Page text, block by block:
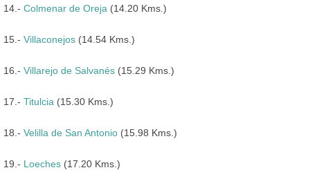
14.- Colmenar de Oreja (14.20 Kms.)
15.- Villaconejos (14.54 Kms.)
16.- Villarejo de Salvanés (15.29 Kms.)
17.- Titulcia (15.30 Kms.)
18.- Velilla de San Antonio (15.98 Kms.)
19.- Loeches (17.20 Kms.)